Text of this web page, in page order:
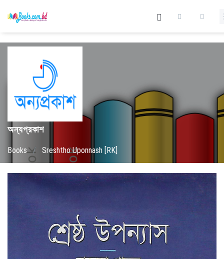
অন্যপ্রকাশ
Books / Sreshtho Uponnash [RK]